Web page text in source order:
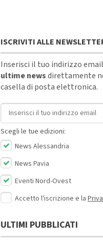
ISCRIVITI ALLE
Inserisci il tuo indirizzo
ultime newsdirettamente
casella di posta elettronica.
Indirizzo email
Scegli le tue edizioni:
News Alessandria
News Pavia
Eventi Nord-Ovest
Accetto l'iscrizione e la
ULTIMI PUBBLICATI